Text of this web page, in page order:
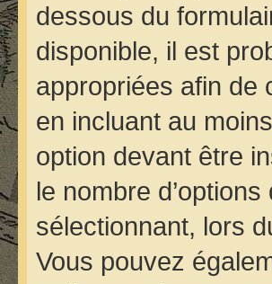
dessous du
disponible, il est
appropriées afin de
en incluant au
option devant être
le nombre
sélectionnant, lors
Vous pouvez